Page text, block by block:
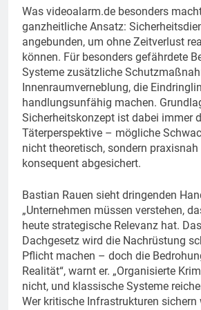
Was videoalarm.de besonders
ganzheitliche Ansatz:
angebunden, um ohne Zeitverlust
können. Für besonders gefährdete
Systeme zusätzliche
Innenraumverneblung, die
handlungsunfähig machen.
Sicherheitskonzept ist dabei immer
Täterperspektive – mögliche
nicht theoretisch, sondern
konsequent abgesichert.
Bastian Rauen sieht dringenden
„Unternehmen müssen verstehen,
heute strategische Relevanz hat.
Dachgesetz wird die Nachrüstung
Pflicht machen – doch die
Realität“, warnt er. „Organisierte
nicht, und klassische Systeme
Wer kritische Infrastrukturen